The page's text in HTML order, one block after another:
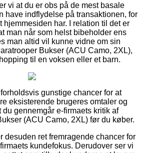
vi at du er obs på de mest basale
have indflydelse på transaktionen, for
hjemmesiden har. I relation til det er
man når som helst bibeholder ens
man altid vil kunne vidne om sin
Bukser (ACU Camo, 2XL),
til en voksen eller et barn.
gunstige chancer for at
eksisterende brugeres omtaler og
du gennemgår e-firmaets kritik af
(ACU Camo, 2XL) før du køber.
desuden ret fremragende chancer for
kundefokus. Derudover ser vi